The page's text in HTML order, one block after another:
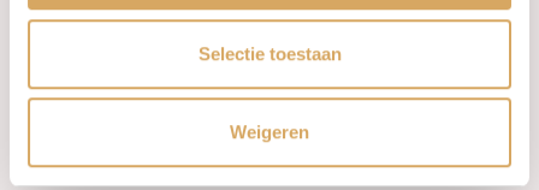
Selectie toestaan
Weigeren
Algemene voorwaarden